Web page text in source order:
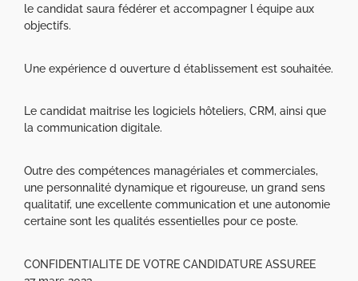
le candidat saura fédérer et accompagner l équipe aux
objectifs.
Une expérience d ouverture d établissement est souhaitée.
Le candidat maitrise les logiciels hôteliers, CRM, ainsi que
la communication digitale.
Outre des compétences managériales et commerciales,
une personnalité dynamique et rigoureuse, un grand sens
qualitatif, une excellente communication et une autonomie
certaine sont les qualités essentielles pour ce poste.
CONFIDENTIALITE DE VOTRE CANDIDATURE ASSUREE